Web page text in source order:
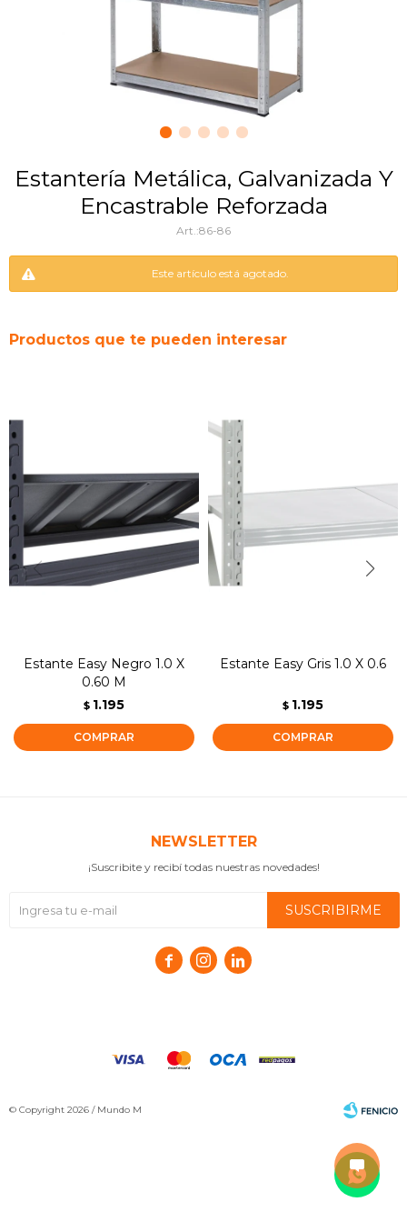
Estantería Metálica, Galvanizada Y
Encastrable Reforzada
86-86
Este artículo está agotado.
Productos que te pueden interesar
Estante Easy Negro 1.0 X
0.60 M
$ 1.195
Estante Easy Gris 1.0 X 0.6
$ 1.195
NEWSLETTER
¡Suscribite y recibí todas nuestras novedades!
SUSCRIBIRME
  
© Copyright 2026 / Mundo M